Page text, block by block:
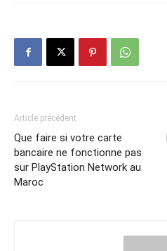
Article précédent
Que faire si votre carte
bancaire ne fonctionne pas
sur PlayStation Network au
Maroc